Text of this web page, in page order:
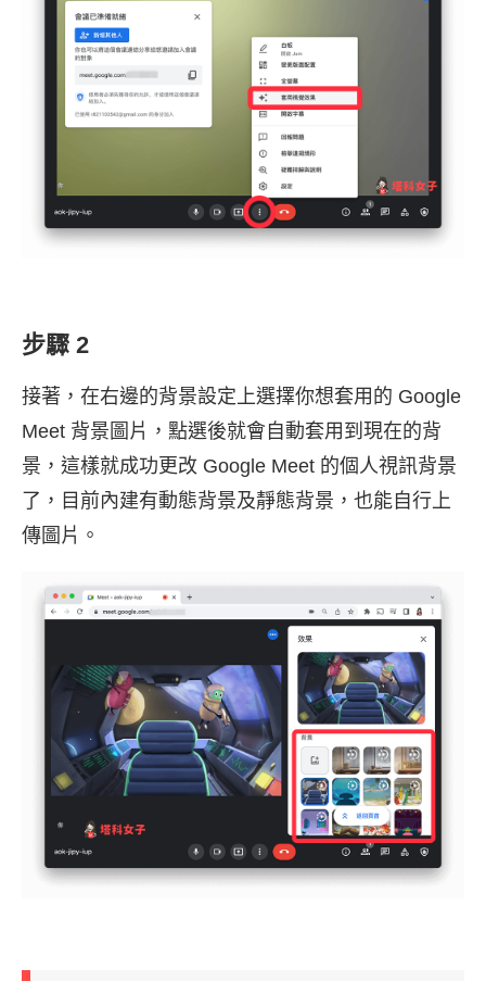
步驟 2
接著，在右邊的背景設定上選擇你想套用的 Google
Meet 背景圖片，點選後就會自動套用到現在的背
景，這樣就成功更改 Google Meet 的個人視訊背景
了，目前內建有動態背景及靜態背景，也能自行上
傳圖片。